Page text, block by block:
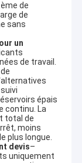
de
de
sans
un
de travail.
épais
continu. La
total de
moins
plus longue.
devis–
uniquement